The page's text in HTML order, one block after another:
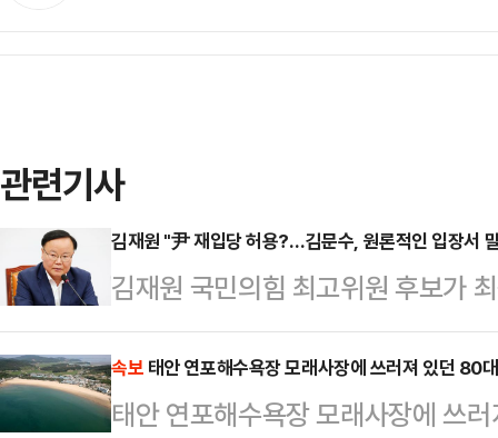
관련기사
김재원 "尹 재입당 허용?…김문수, 원론적인 입장서
김재원 국민의힘 최고위원 후보가
의 '윤석열 전 대통령 재입당 허용'
답변을 한 것 같다"고 분석했다.김
팅'에 출연해 김 후보의 윤 전 대통
속보 태안 연포해수욕장 모래사장에 쓰러져 있던 80
태안 연포해수욕장 모래사장에 쓰